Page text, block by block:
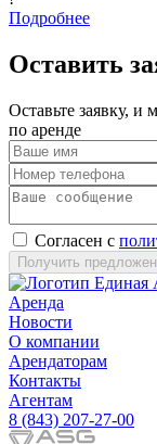
Подробнее
Оставить
Оставьте заявку,
по аренде
Согласен с
Получить
Аренда
Новости
О компании
Арендаторам
Контакты
Агентам
8 (843) 207-27-00